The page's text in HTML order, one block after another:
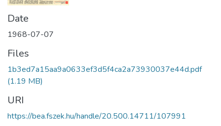
Date
1968-07-07
Files
1b3ed7a15aa9a0633ef3d5f4ca2a73930037e44d.pdf
(1.19 MB)
URI
https://bea.fszek.hu/handle/20.500.14711/107991